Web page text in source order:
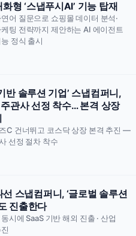
스냅핏
스냅애즈
화형 ‘스냅푸시AI’ 기능 탑재
어 질문으로 쇼핑몰 데이터 분석·
케팅 전략까지 제안하는 AI 에이전트
정식 출시
반 솔루션 기업’ 스냅컴퍼니,
주관사 선정 착수… 본격 상장
C 건너뛰고 코스닥 상장 본격 추진 —
선정 절차 착수
선 스냅컴퍼니, ‘글로벌 솔루션
진출한다
시에 SaaS 기반 해외 진출 · 산업